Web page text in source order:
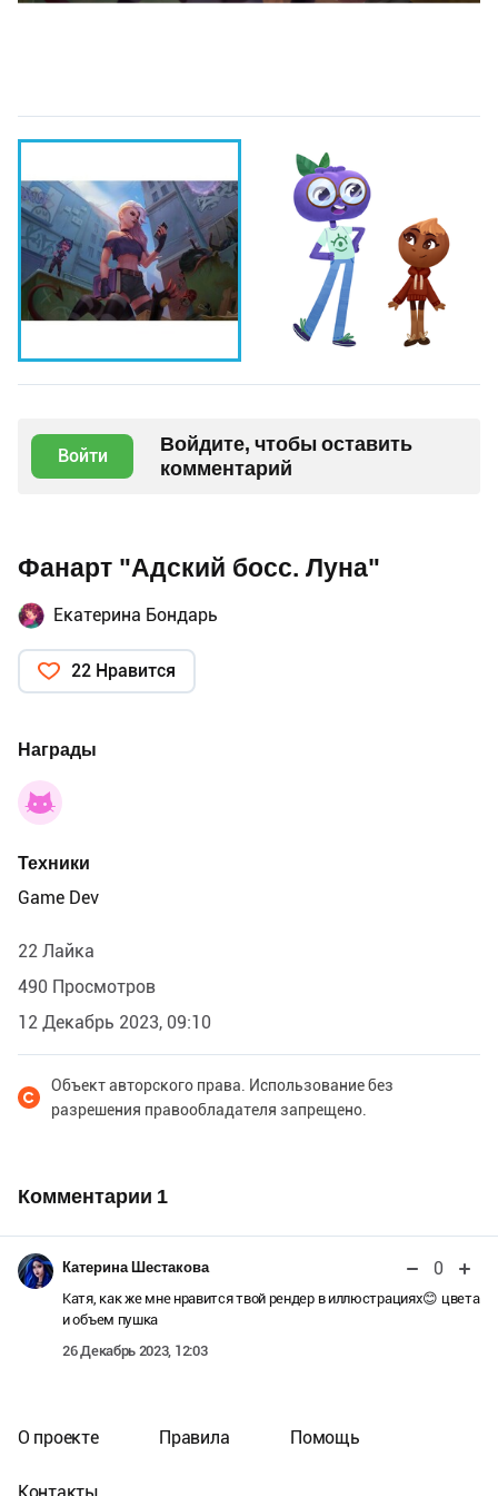
Войти
Войдите, чтобы оставить
комментарий
Фанарт "Адский босс. Луна"
Екатерина Бондарь
22 Нравится
Награды
Техники
Game Dev
22 Лайка
490 Просмотров
12 Декабрь 2023, 09:10
Объект авторского права. Использование без
разрешения правообладателя запрещено.
Комментарии 1
Катерина Шестакова 0
Катя, как же мне нравится твой рендер в иллюстрациях😊 цвета
и объем пушка
26 Декабрь 2023, 12:03
О проекте Правила Помощь